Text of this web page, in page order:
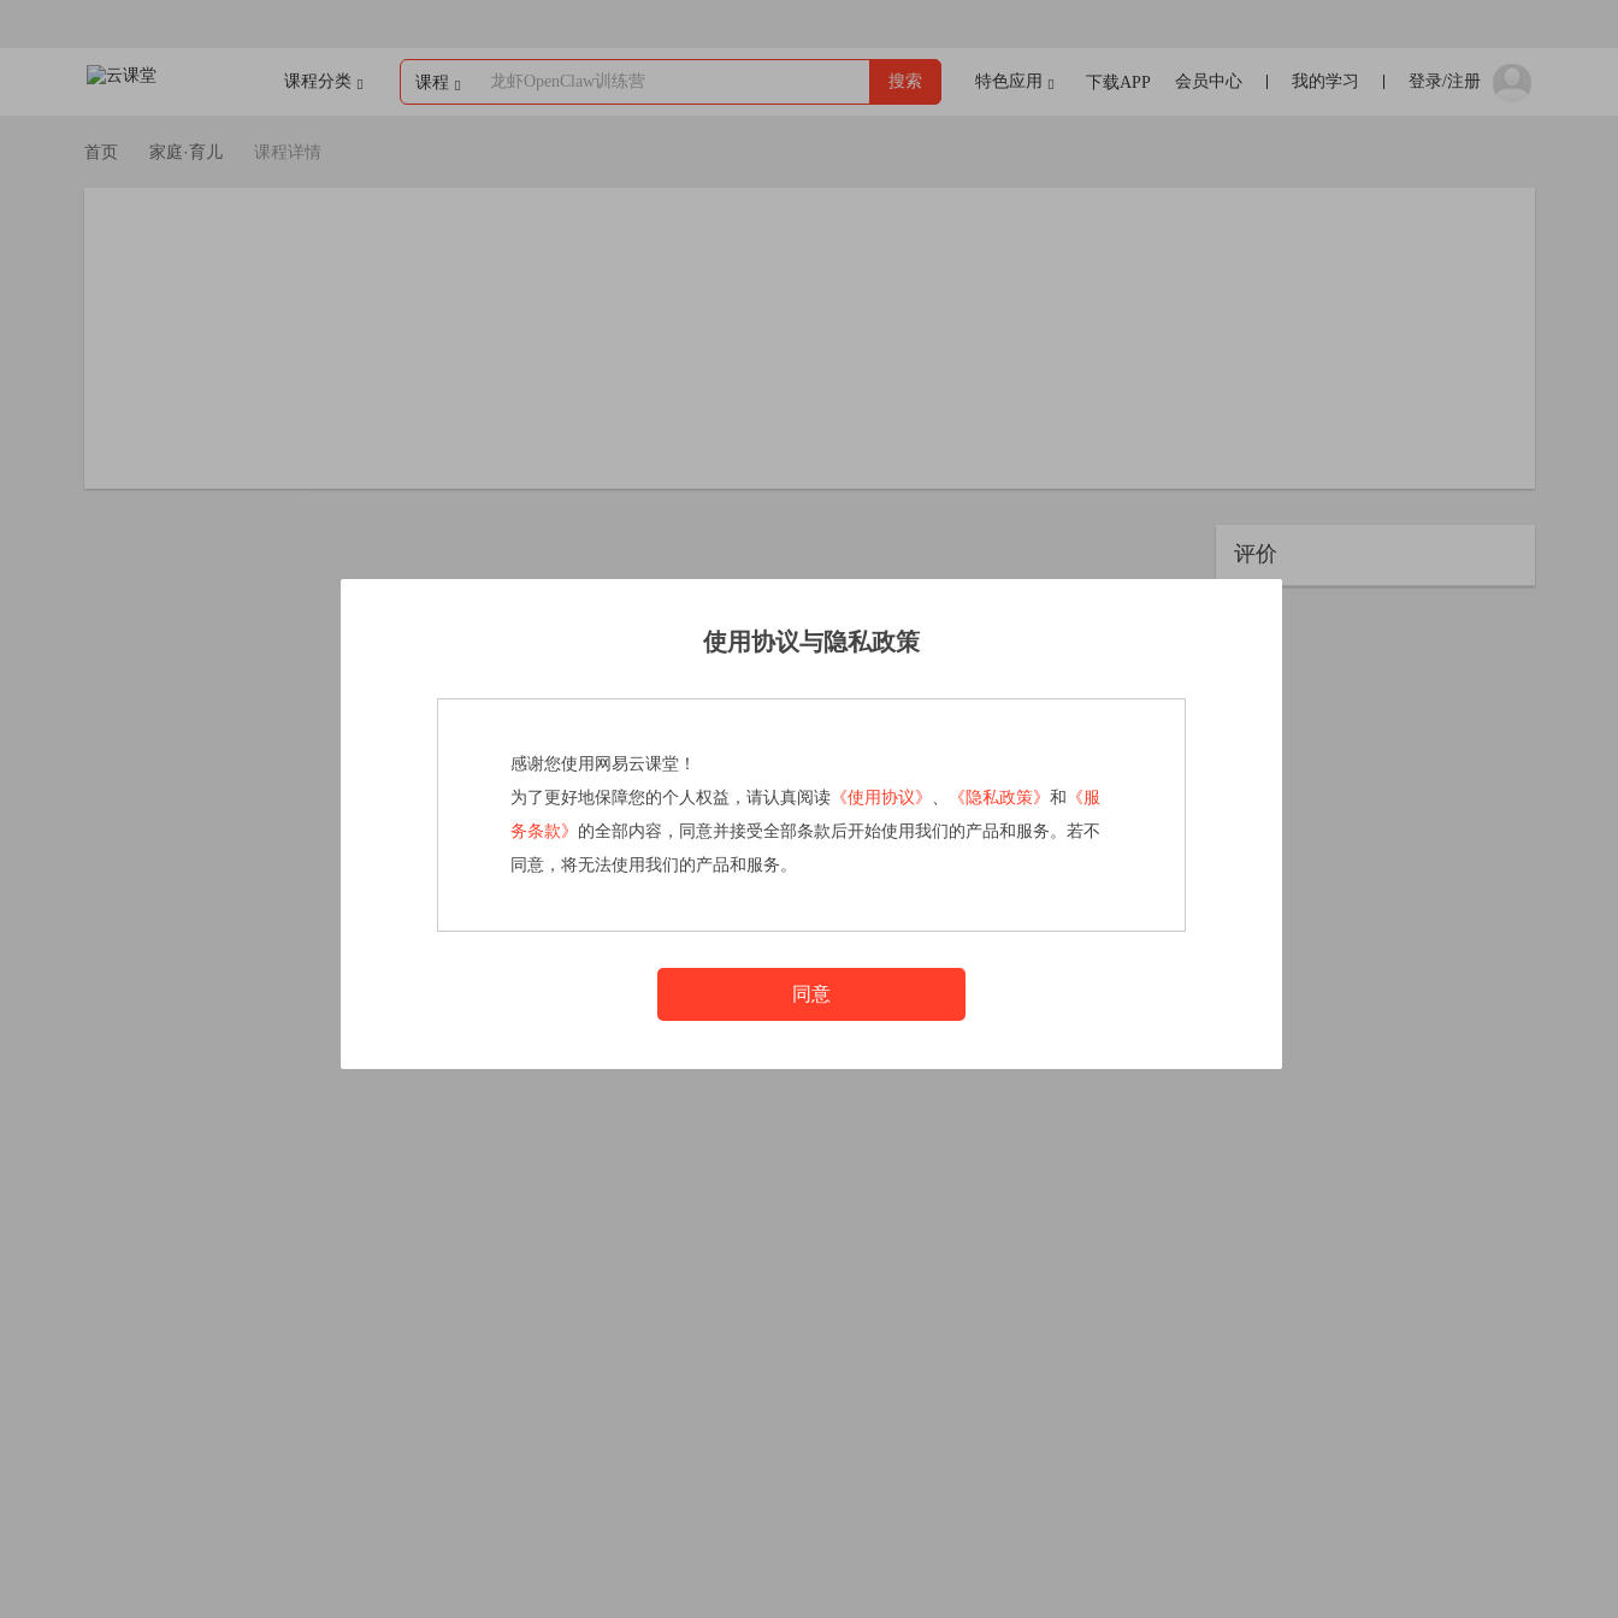
课程分类 课程 龙虾OpenClaw训练营 搜索 特色应用 下载APP 登录/注册
我的学习
会员中心
首页 家庭·育儿 课程详情
评价
使用协议与隐私政策
感谢您使用网易云课堂！
为了更好地保障您的个人权益，请认真阅读 《使用协议》 《隐私政策》 和 《服
务条款》 的全部内容，同意并接受全部条款后开始使用我们的产品和服务。若不
同意，将无法使用我们的产品和服务。
同意